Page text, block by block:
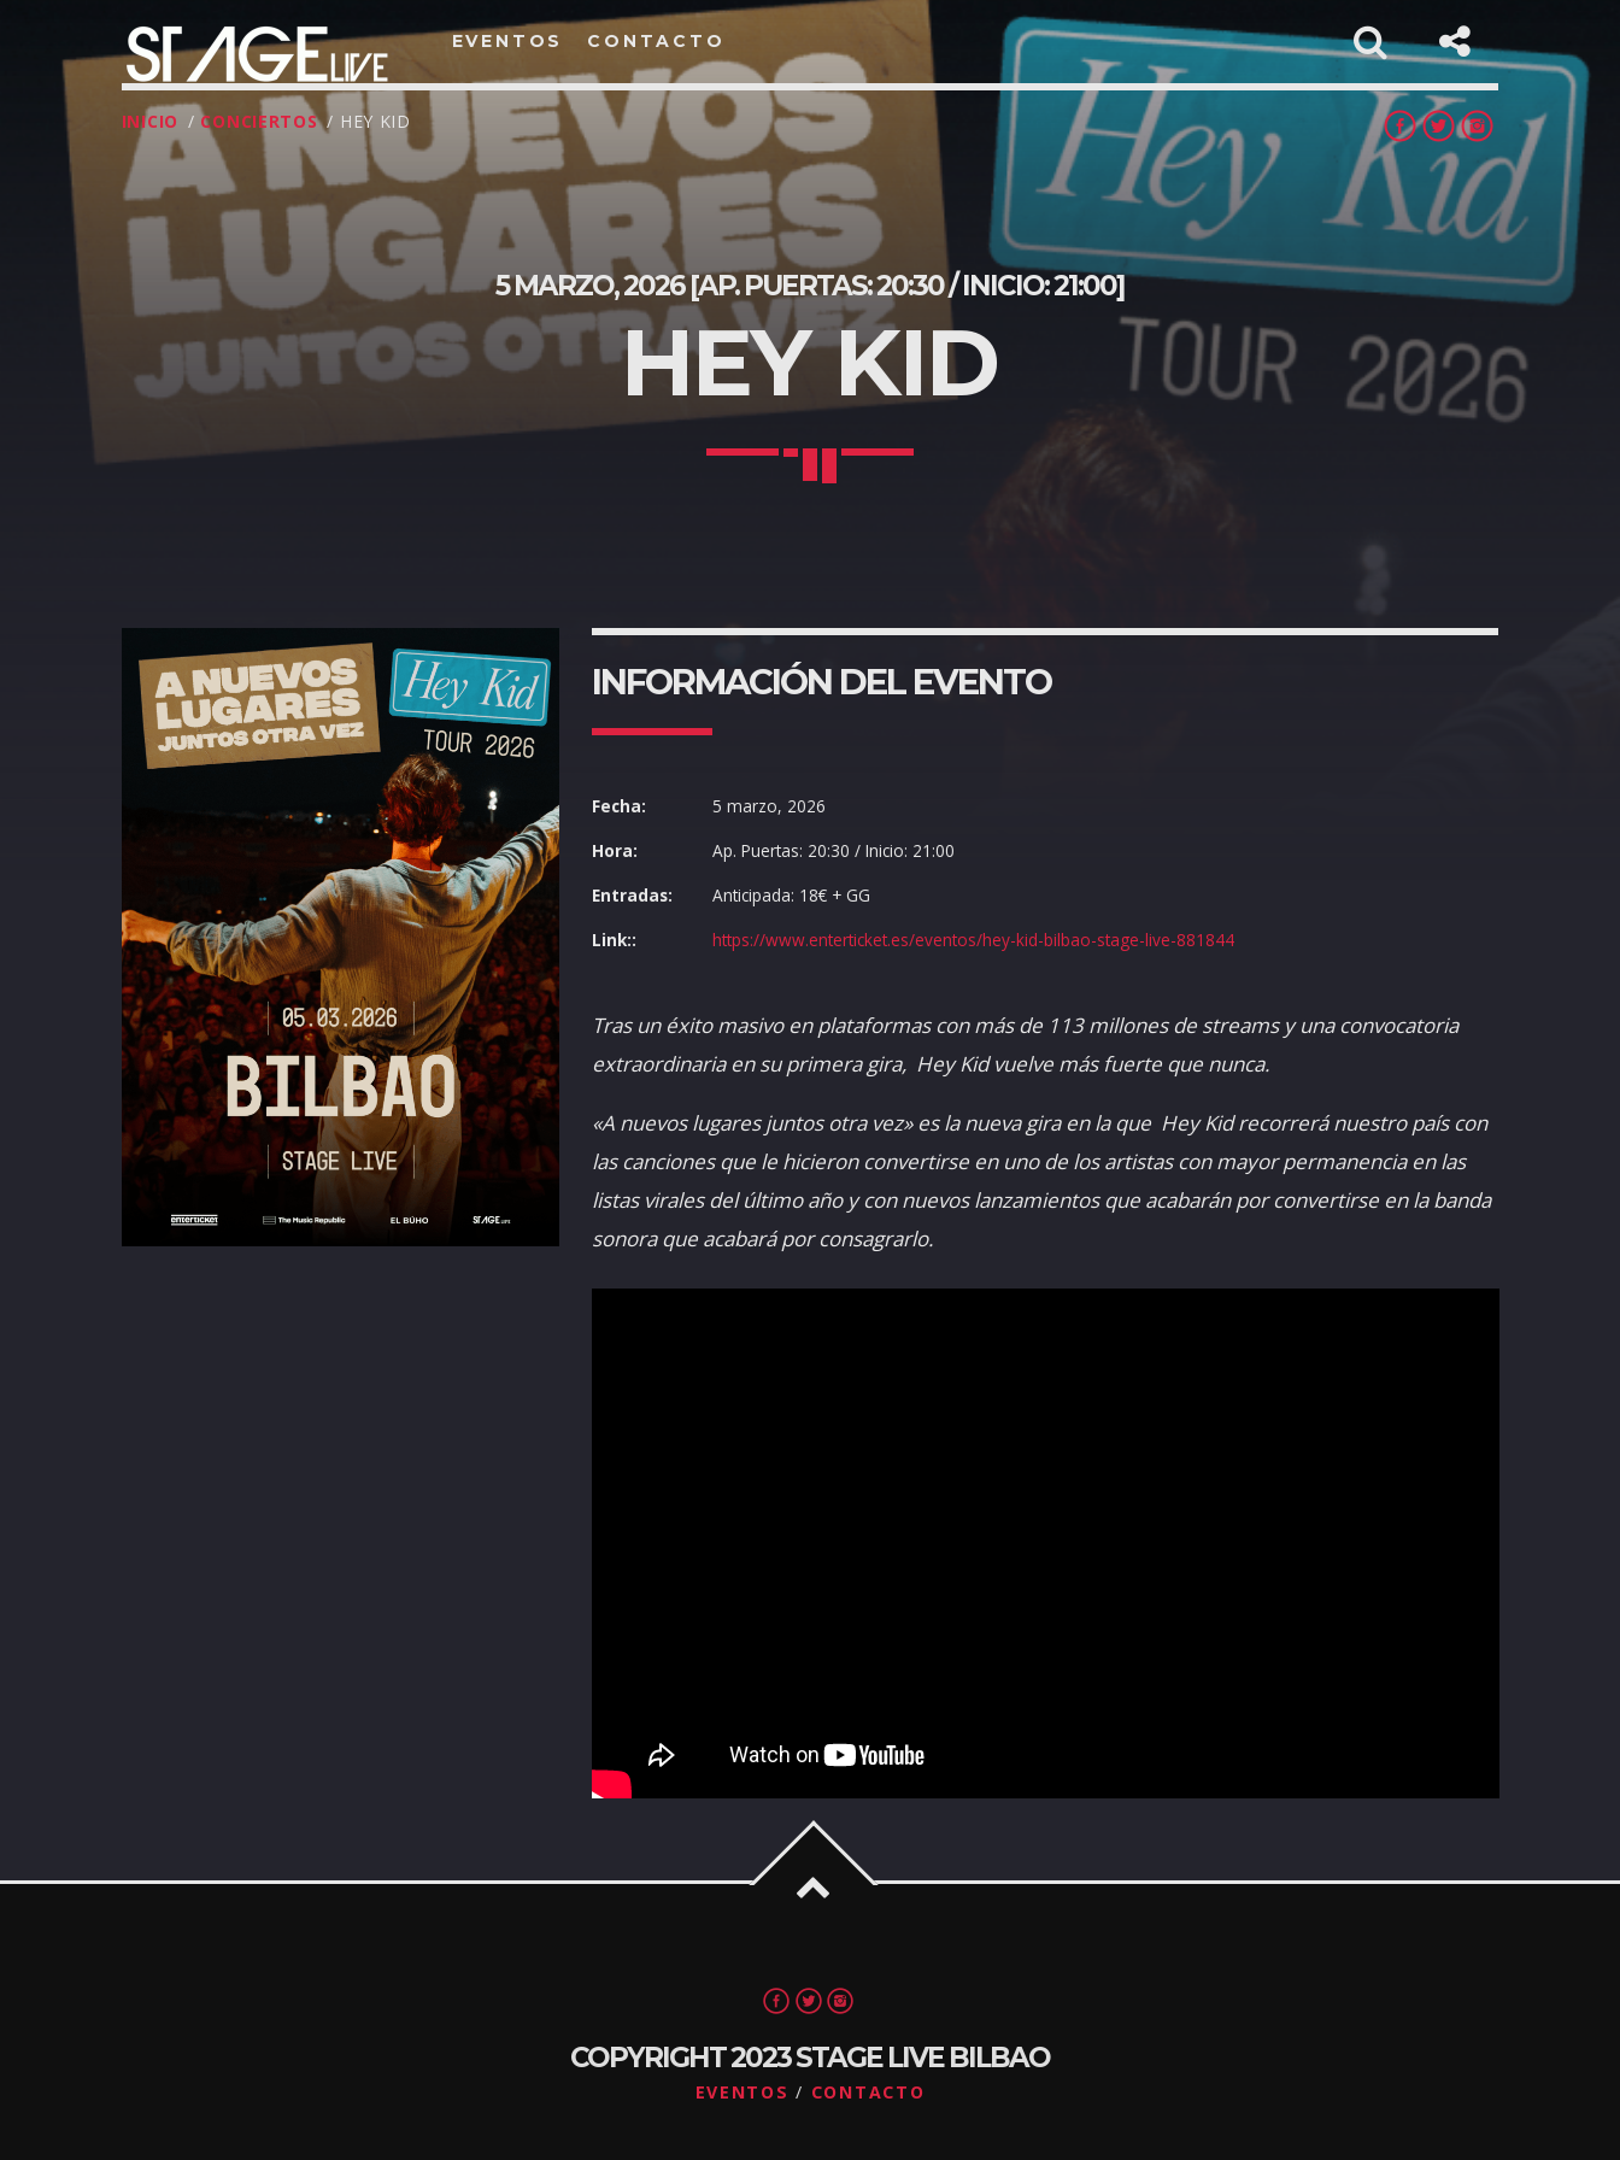
EVENTOS CONTACTO
BUSCA EN LA WEB
COMPARTE ESTA PÁGINA
Facebook Pinterest
INICIO / CONCIERTOS / HEY KID
5 MARZO, 2026 [AP. PUERTAS: 20:30 / INICIO: 21:00]
HEY KID
INFORMACIÓN DEL EVENTO
Fecha:
5 marzo, 2026
Hora:
Ap. Puertas: 20:30 / Inicio: 21:00
Entradas:
Anticipada: 18€ + GG
Link::
https://www.enterticket.es/eventos/hey-kid-bilbao-stage-live-881844
Tras un éxito masivo en plataformas con más de 113 millones de streams y una convocatoria
extraordinaria en su primera gira, Hey Kid vuelve más fuerte que nunca.
«A nuevos lugares juntos otra vez» es la nueva gira en la que Hey Kid recorrerá nuestro país con
las canciones que le hicieron convertirse en uno de los artistas con mayor permanencia en las
listas virales del último año y con nuevos lanzamientos que acabarán por convertirse en la banda
sonora que acabará por consagrarlo.
COPYRIGHT 2023 STAGE LIVE BILBAO
EVENTOS CONTACTO